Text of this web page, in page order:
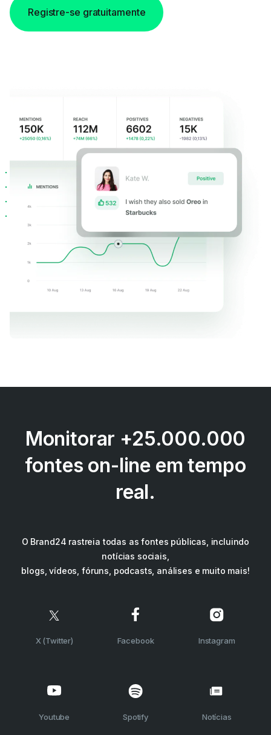
Registre-se gratuitamente
Monitorar +25.000.000
fontes on-line em tempo
real.
O Brand24 rastreia todas as fontes públicas, incluindo
notícias sociais,
blogs, vídeos, fóruns, podcasts, análises e muito mais!
X (Twitter) Facebook Instagram
Youtube Spotify Notícias